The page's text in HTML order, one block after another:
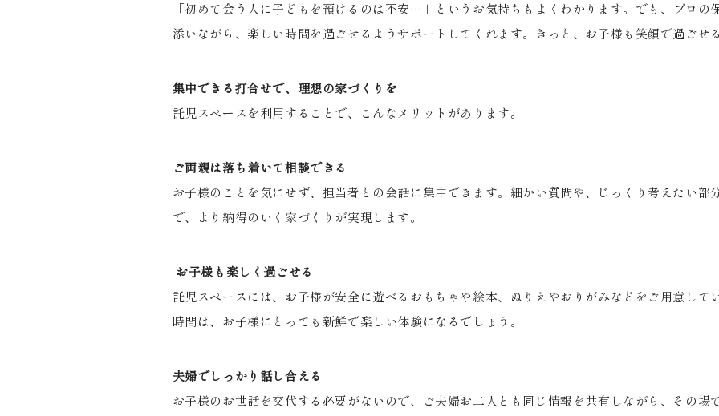
「初めて会う人に子どもを預けるのは不安… 」というお気持ちもよくわかります。でも、プロの
添いながら、楽しい時間を過ごせるようサポートしてくれます。きっと、お子様も笑顔で過ごせ
集中できる打合せで、理想の家づくりを
託児スペースを利用することで、こんなメリットがあります。
ご両親は落ち着いて相談できる
お子様のことを気にせず、担当者との会話に集中できます。細かい質問や、じっくり考えたい部
で、より納得のいく家づくりが実現します。
お子様も楽しく過ごせる
託児スペースには、お子様が安全に遊べるおもちゃや絵本、ぬりえやおりがみなどをご用意して
時間は、お子様にとっても新鮮で楽しい体験になるでしょう。
夫婦でしっかり話し合える
お子様のお世話を交代する必要がないので、ご夫婦お二人とも同じ情報を共有しながら、その場